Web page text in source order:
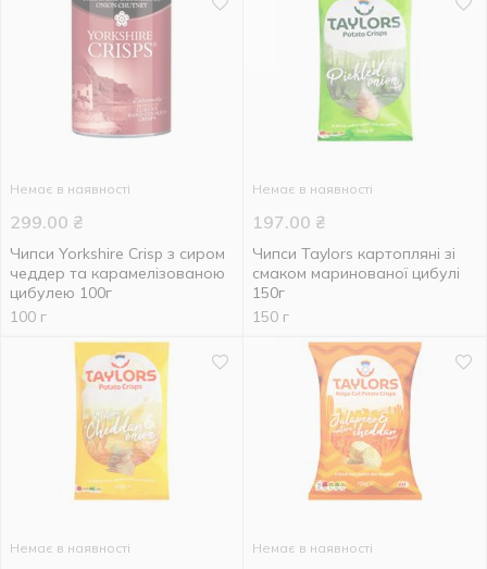
Немає в наявності
299.00 ₴
Чипси Yorkshire Crisp з сиром
чеддер та карамелізованою
цибулею 100г
100 г
Немає в наявності
197.00 ₴
Чипси Taylors картопляні зі
смаком маринованої цибулі
150г
150 г
Немає в наявності Немає в наявності